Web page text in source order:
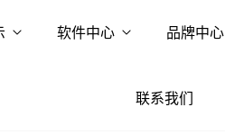
软件中心 品牌中心
联系我们